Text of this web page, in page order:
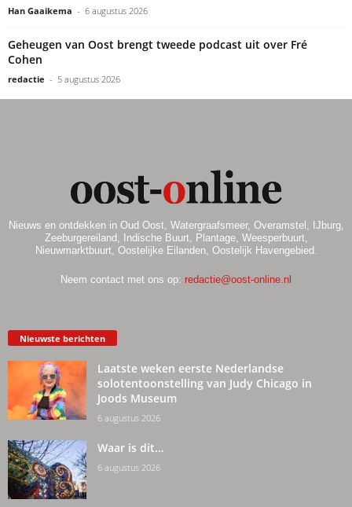
Han Gaaikema - 6 augustus 2026
Geheugen van Oost brengt tweede podcast uit over Fré
Cohen
redactie - 5 augustus 2026
Nieuws en ontdekken in Oud Oost, Watergraafsmeer, Overamstel, IJburg,
Zeeburgereiland, Indische Buurt, Plantage, Weesperbuurt,
Nieuwmarktbuurt, Oostelijke Eilanden, Oostelijk Havengebied.
Neem contact met ons op: redactie@oost-online.nl
Nieuwste berichten
Laatste weken eerste Nederlandse
solotentoonstelling van Judy Chicago in
Joods Museum
6 augustus 2026
Waar is dit…
6 augustus 2026